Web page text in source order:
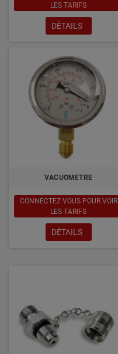
LES TARIFS
DÉTAILS
VACUOMETRE
CONNECTEZ VOUS POUR VOIR
LES TARIFS
DÉTAILS